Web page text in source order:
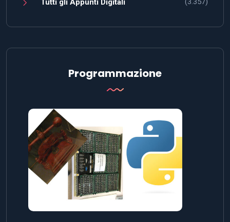
Tutti gli Appunti Digitali
Programmazione